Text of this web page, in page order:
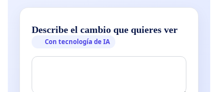
Describe el cambio que quieres ver
Con tecnología de IA